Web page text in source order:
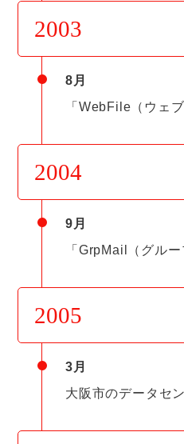
2003
8月
「WebFile（ウェ
2004
9月
「GrpMail（グル
2005
3月
大阪市のデータセ